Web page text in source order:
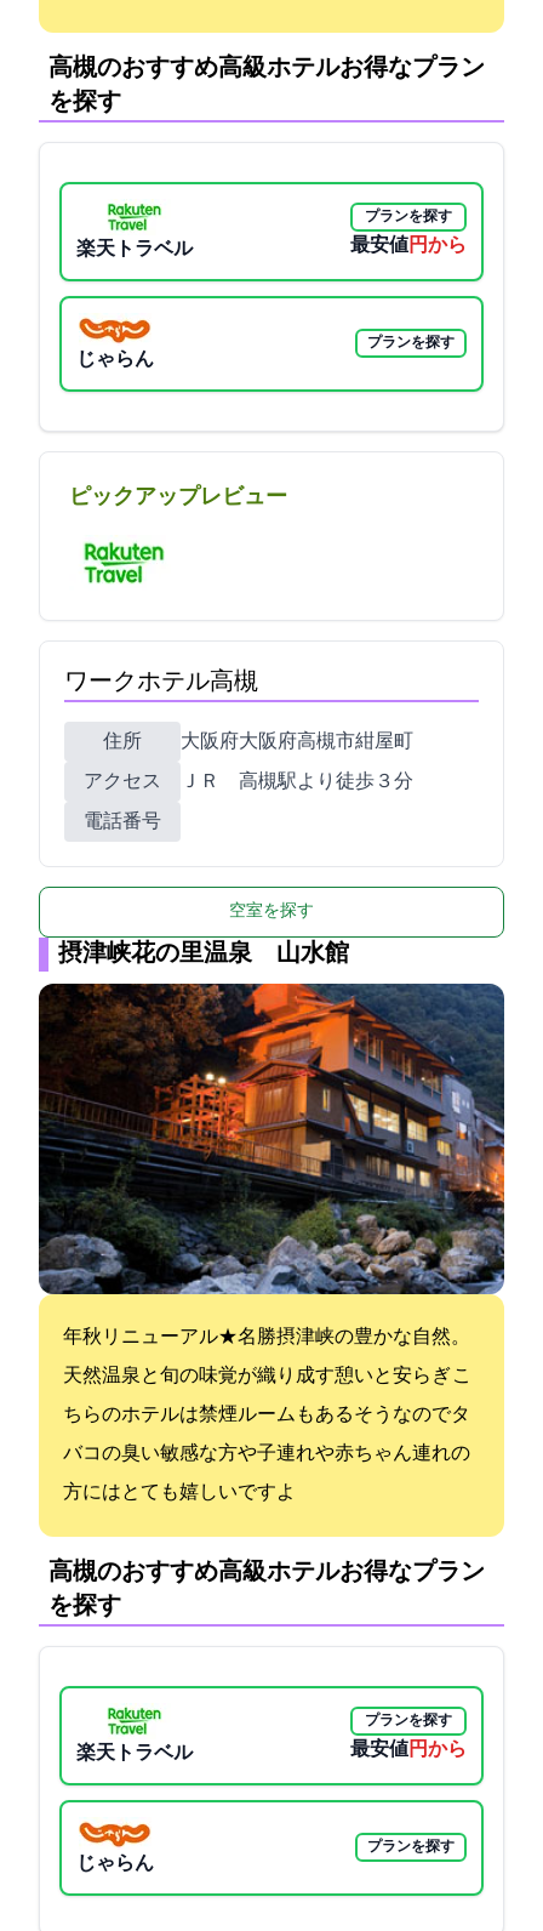
高槻のおすすめ高級ホテル:お得なプラン
を探す
楽天トラベル
プランを探す
最安値6500円から
じゃらん
プランを探す
ピックアップレビュー
ワークホテル高槻
住所
大阪府大阪府高槻市紺屋町8-7
アクセス
ＪＲ 高槻駅より徒歩３分
電話番号
空室を探す
摂津峡花の里温泉 山水館
2018年秋リニューアル★名勝摂津峡の豊かな自然。
天然温泉と旬の味覚が織り成す憩いと安らぎ こ
ちらのホテルは禁煙ルームもあるそうなのでタ
バコの臭い敏感な方や子連れや赤ちゃん連れの
方にはとても嬉しいですよ
高槻のおすすめ高級ホテル:お得なプラン
を探す
楽天トラベル
プランを探す
最安値18150円から
じゃらん
プランを探す